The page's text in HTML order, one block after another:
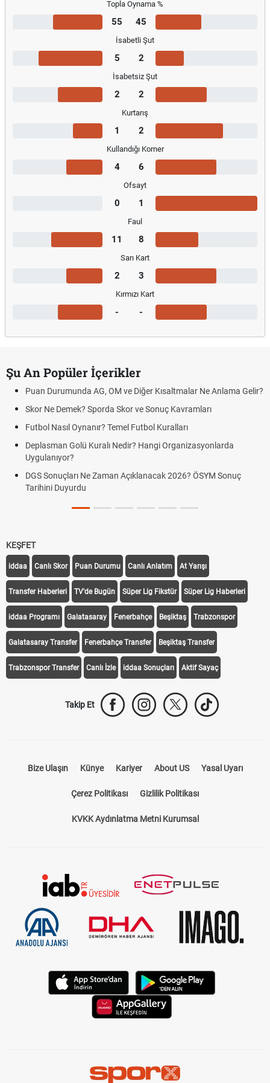
Topla Oynama %
55 45
İsabetli Şut
5 2
İsabetsiz Şut
2 2
Kurtarış
1 2
Kullandığı Korner
4 6
Ofsayt
0 1
Faul
11 8
Sarı Kart
2 3
Kırmızı Kart
- -
Şu An Popüler İçerikler
Puan Durumunda AG, OM ve Diğer Kısaltmalar Ne Anlama Gelir?
Skor Ne Demek? Sporda Skor ve Sonuç Kavramları
Futbol Nasıl Oynanır? Temel Futbol Kuralları
Deplasman Golü Kuralı Nedir? Hangi Organizasyonlarda
Uygulanıyor?
DGS Sonuçları Ne Zaman Açıklanacak 2026? ÖSYM Sonuç
Tarihini Duyurdu
KEŞFET
iddaa Canlı Skor Puan Durumu Canlı Anlatım At Yarışı
Transfer Haberleri TV'de Bugün Süper Lig Fikstür Süper Lig Haberleri
iddaa Programı Galatasaray Fenerbahçe Beşiktaş Trabzonspor
Galatasaray Transfer Fenerbahçe Transfer Beşiktaş Transfer
Trabzonspor Transfer Canlı İzle iddaa Sonuçları Aktif Sayaç
Takip Et
Bize Ulaşın Künye Kariyer About US Yasal Uyarı
Çerez Politikası Gizlilik Politikası
KVKK Aydınlatma Metni Kurumsal